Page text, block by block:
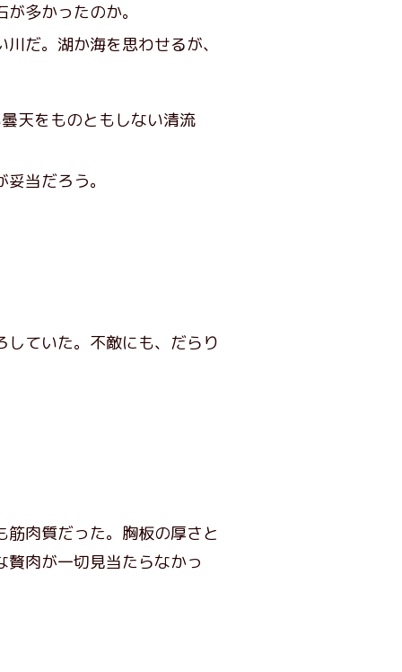
多かったのか。
だ。湖か海を思わせるが、
天をものともしない清流
当だろう。
ていた。不敵にも、だらり
肉質だった。胸板の厚さと
肉が一切見当たらなかっ